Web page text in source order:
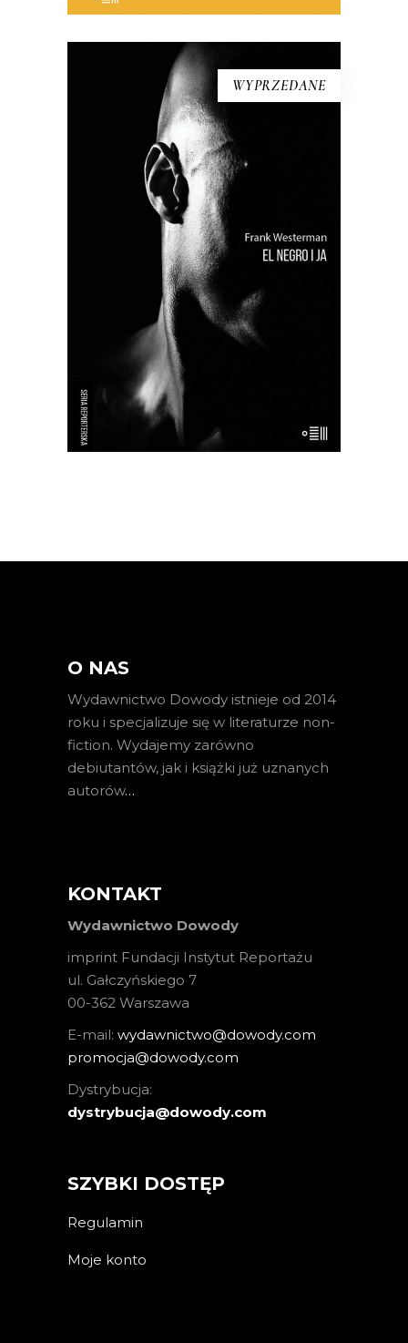
WYPRZEDANE
[EBOOK] Frank Westerman – EL
NEGRO I JA
“El Negro i ja” to reporterska próba
odtworzenia życia tzw. buszmena z
Banyoles – zmumifikowanego,
wypchanego człowieka, który był
wystawiany publicznie aż do lat 90. XX
wieku jako eksponat muzealny. Frank
Westerman, holenderski reporter,
próbuje przywrócić buszmenowi z
Banyoles jego […]
O NAS
Wydawnictwo Dowody istnieje od 2014
roku i specjalizuje się w literaturze non-
fiction. Wydajemy zarówno
debiutantów, jak i książki już uznanych
autorów…
KONTAKT
Wydawnictwo Dowody
imprint Fundacji Instytut Reportażu
ul. Gałczyńskiego 7
00-362 Warszawa
E-mail: wydawnictwo@dowody.com
promocja@dowody.com
Dystrybucja:
dystrybucja@dowody.com
SZYBKI DOSTĘP
Regulamin
Moje konto